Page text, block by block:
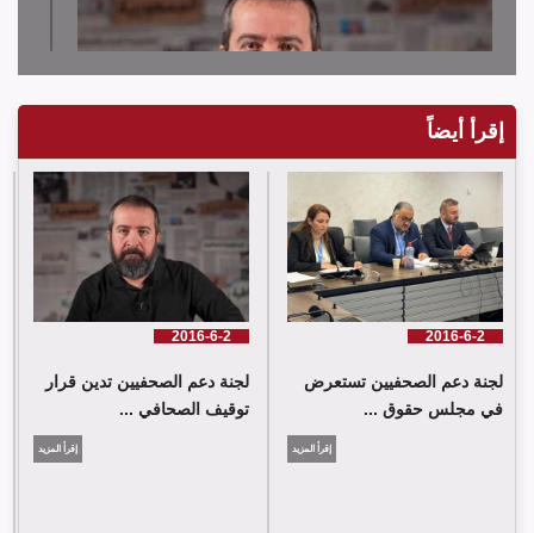
لجنة دعم الصحفيين تدين قرار توقيف الصحافي حسن عليق
إقرأ أيضاً
2016-6-2
لجنة دعم الصحفيين تستعرض
في مجلس حقوق ...
إقرأ المزيد
2016-6-2
لجنة دعم الصحفيين تدين قرار
توقيف الصحافي ...
إقرأ المزيد